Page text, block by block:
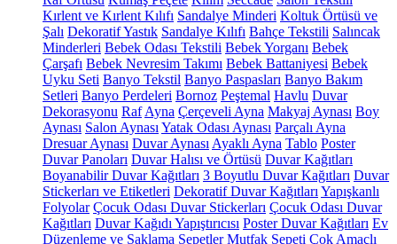
Kırlent ve Kırlent Kılıfı Sandalye Minderi Koltuk Örtüsü ve
Şalı Dekoratif Yastık Sandalye Kılıfı Bahçe Tekstili Salıncak
Minderleri Bebek Odası Tekstili Bebek Yorganı Bebek
Çarşafı Bebek Nevresim Takımı Bebek Battaniyesi Bebek
Uyku Seti Banyo Tekstil Banyo Paspasları Banyo Bakım
Setleri Banyo Perdeleri Bornoz Peştemal Havlu Duvar
Dekorasyonu Raf Ayna Çerçeveli Ayna Makyaj Aynası Boy
Aynası Salon Aynası Yatak Odası Aynası Parçalı Ayna
Dresuar Aynası Duvar Aynası Ayaklı Ayna Tablo Poster
Duvar Panoları Duvar Halısı ve Örtüsü Duvar Kağıtları
Boyanabilir Duvar Kağıtları 3 Boyutlu Duvar Kağıtları Duvar
Stickerları ve Etiketleri Dekoratif Duvar Kağıtları Yapışkanlı
Folyolar Çocuk Odası Duvar Stickerları Çocuk Odası Duvar
Kağıtları Duvar Kağıdı Yapıştırıcısı Poster Duvar Kağıtları Ev
Düzenleme ve Saklama Sepetler Mutfak Sepeti Çok Amaçlı